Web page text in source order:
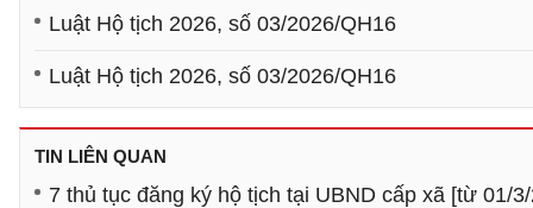
Luật Hộ tịch 2026, số 03/2026/QH16
Luật Hộ tịch 2026, số 03/2026/QH16
TIN LIÊN QUAN
7 thủ tục đăng ký hộ tịch tại UBND cấp xã [từ 01/